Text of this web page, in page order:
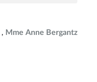
Mme Anne Bergantz